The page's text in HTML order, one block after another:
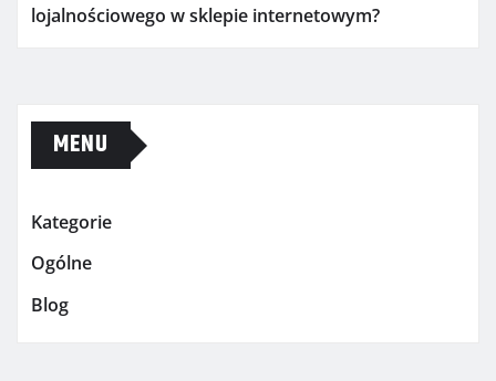
lojalnościowego w sklepie internetowym?
MENU
Kategorie
Ogólne
Blog